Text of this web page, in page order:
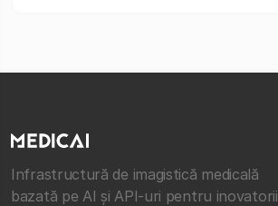
Infrastructură de imagistică medicală
bazată pe AI și API-uri pentru inovatorii